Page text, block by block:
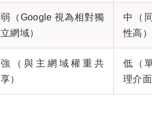
弱（Google 視為相對獨
立網域）
中（
性高）
強（與主網域權重共
享）
低（
理介面